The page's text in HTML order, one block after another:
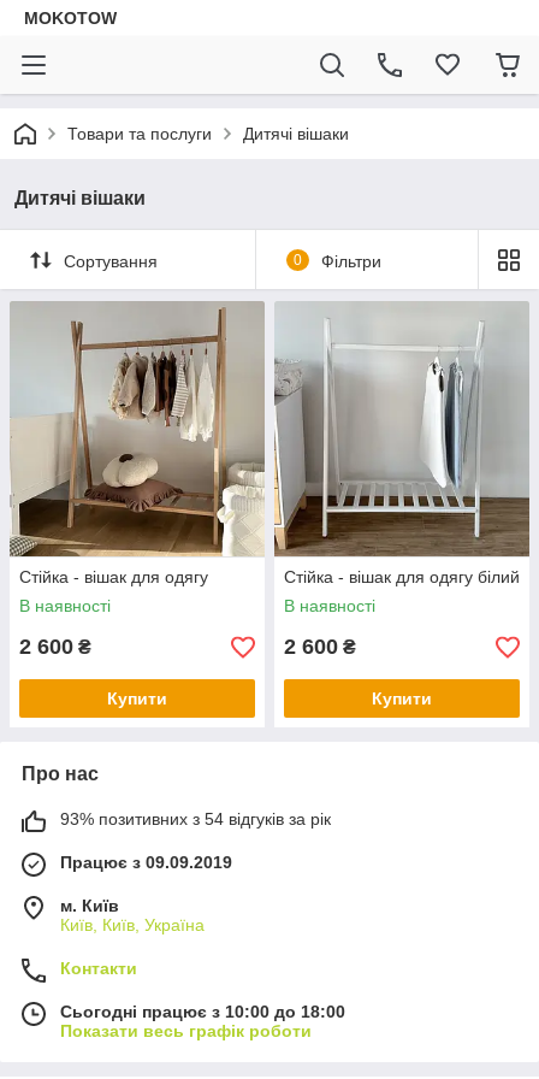
MOKOTOW
Товари та послуги Дитячі вішаки
Дитячі вішаки
Сортування 0 Фільтри
Стійка - вішак для одягу
В наявності
2 600 ₴
Купити
Стійка - вішак для одягу білий
В наявності
2 600 ₴
Купити
Про нас
93% позитивних з 54 відгуків за рік
Працює з 09.09.2019
м. Київ
Київ, Київ, Україна
Контакти
Сьогодні працює з 10:00 до 18:00
Показати весь графік роботи